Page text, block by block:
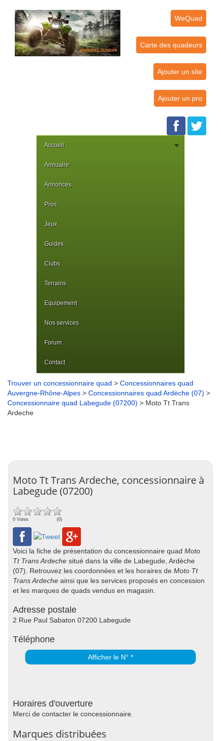
WeQuad
Carte des quadeurs
Ajouter un site
Ajouter un pro
Accueil
Annuaire
Annonces
Pros
Jeux
Guides
Clubs
Terrains
Equipement
Nos services
Forum
Contact
Trouver un concessionnaire quad > Concessionnaires quad
Auvergne-Rhône-Alpes > Concessionnaires quad Ardèche (07) >
Concessionnaire quad Labegude (07200) > Moto Tt Trans
Ardeche
Moto Tt Trans Ardeche, concessionnaire à
Labegude (07200)
0 Votes (0)
Voici la fiche de présentation du concessionnaire quad Moto
Tt Trans Ardeche situé dans la ville de Labegude, Ardèche
(07). Retrouvez les coordonnées et les horaires de Moto Tt
Trans Ardeche ainsi que les services proposés en concession
et les marques de quads vendus en magasin.
Adresse postale
2 Rue Paul Sabaton 07200 Labegude
Téléphone
Afficher le N° *
Horaires d'ouverture
Merci de contacter le concessionnaire.
Marques distribuées